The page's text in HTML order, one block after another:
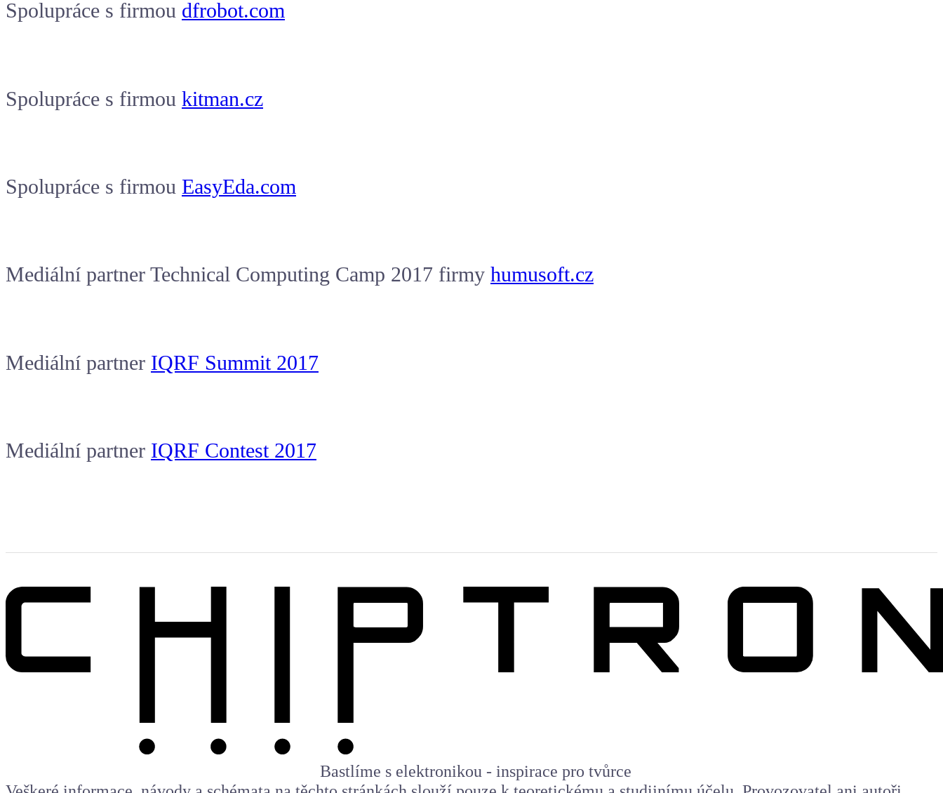
Spolupráce s firmou dfrobot.com
Spolupráce s firmou kitman.cz
Spolupráce s firmou EasyEda.com
Mediální partner Technical Computing Camp 2017 firmy humusoft.cz
Mediální partner IQRF Summit 2017
Mediální partner IQRF Contest 2017
Bastlíme s elektronikou - inspirace pro tvůrce